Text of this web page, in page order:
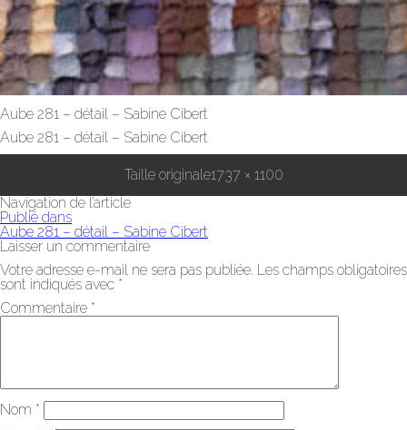
Aube 281 – détail – Sabine Cibert
Aube 281 – détail – Sabine Cibert
Taille originale1737 × 1100
Navigation de l’article
Publié dans
Aube 281 – détail – Sabine Cibert
Laisser un commentaire
Votre adresse e-mail ne sera pas publiée. Les champs obligatoires
sont indiqués avec *
Commentaire *
Nom *